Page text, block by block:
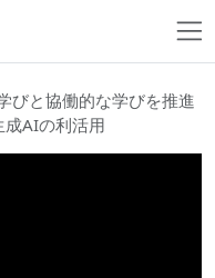
びと協働的な学びを推進
AIの利活用